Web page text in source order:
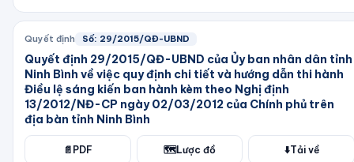
Quyết định Số: 29/2015/QĐ-UBND
Quyết định 29/2015/QĐ-UBND của Ủy ban nhân dân tỉnh
Ninh Bình về việc quy định chi tiết và hướng dẫn thi hành
Điều lệ sáng kiến ban hành kèm theo Nghị định
13/2012/NĐ-CP ngày 02/03/2012 của Chính phủ trên
địa bàn tỉnh Ninh Bình
📄 PDF 🗺️Lược đồ ⬇️Tải về